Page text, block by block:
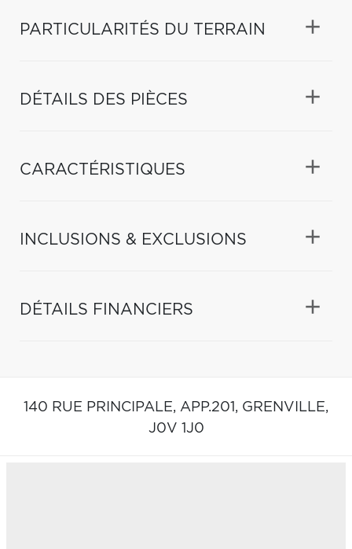
PARTICULARITÉS DU TERRAIN
DÉTAILS DES PIÈCES
CARACTÉRISTIQUES
INCLUSIONS & EXCLUSIONS
DÉTAILS FINANCIERS
140 RUE PRINCIPALE, APP.201, GRENVILLE,
J0V 1J0